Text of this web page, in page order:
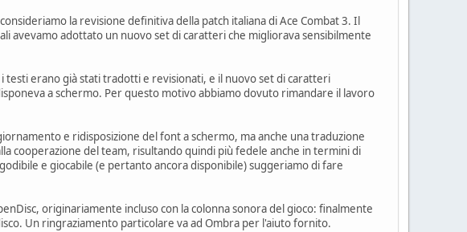
la revisione definitiva della patch italiana di Ace Combat 3. Il
avevamo adottato un nuovo set di caratteri che migliorava sensibilmente
erano già stati tradotti e revisionati, e il nuovo set di caratteri
a schermo. Per questo motivo abbiamo dovuto rimandare il lavoro
e ridisposizione del font a schermo, ma anche una traduzione
cooperazione del team, risultando quindi più fedele anche in termini di
e giocabile (e pertanto ancora disponibile) suggeriamo di fare
originariamente incluso con la colonna sonora del gioco: finalmente
Un ringraziamento particolare va ad Ombra per l'aiuto fornito.